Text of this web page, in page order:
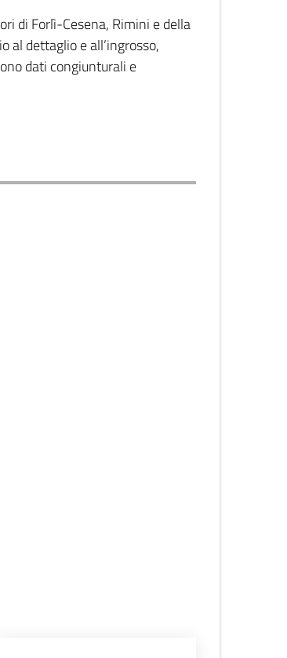
di Forlì-Cesena, Rimini e della
al dettaglio e all’ingrosso,
dati congiunturali e